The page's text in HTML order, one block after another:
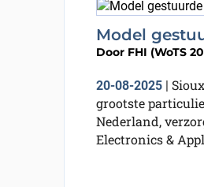
Model
Door FHI (WoTS
20-08-2025|
grootste
Nederland,
Electronics &